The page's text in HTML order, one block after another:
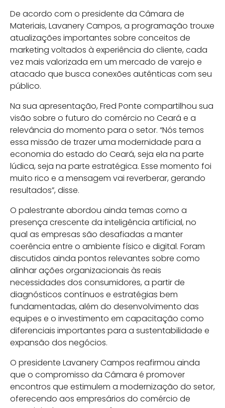
De acordo com o presidente da Câmara de
Materiais, Lavanery Campos, a programação trouxe
atualizações importantes sobre conceitos de
marketing voltados à experiência do cliente, cada
vez mais valorizada em um mercado de varejo e
atacado que busca conexões autênticas com seu
público.
Na sua apresentação, Fred Ponte compartilhou sua
visão sobre o futuro do comércio no Ceará e a
relevância do momento para o setor. “Nós temos
essa missão de trazer uma modernidade para a
economia do estado do Ceará, seja ela na parte
lúdica, seja na parte estratégica. Esse momento foi
muito rico e a mensagem vai reverberar, gerando
resultados”, disse.
O palestrante abordou ainda temas como a
presença crescente da inteligência artificial, no
qual as empresas são desafiadas a manter
coerência entre o ambiente físico e digital. Foram
discutidos ainda pontos relevantes sobre como
alinhar ações organizacionais às reais
necessidades dos consumidores, a partir de
diagnósticos contínuos e estratégias bem
fundamentadas, além do desenvolvimento das
equipes e o investimento em capacitação como
diferenciais importantes para a sustentabilidade e
expansão dos negócios.
O presidente Lavanery Campos reafirmou ainda
que o compromisso da Câmara é promover
encontros que estimulem a modernização do setor,
oferecendo aos empresários do comércio de